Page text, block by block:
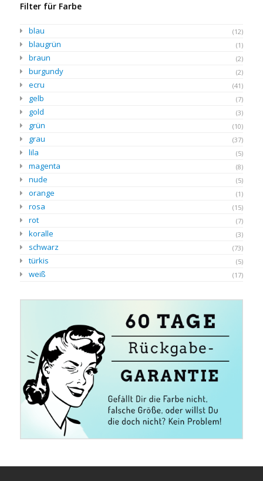
Filter für Farbe
blau (12)
blaugrün (1)
braun (2)
burgundy (2)
ecru (41)
gelb (7)
gold (3)
grün (10)
grau (37)
lila (5)
magenta (8)
nude (5)
orange (1)
rosa (15)
rot (7)
koralle (3)
schwarz (73)
türkis (5)
weiß (17)